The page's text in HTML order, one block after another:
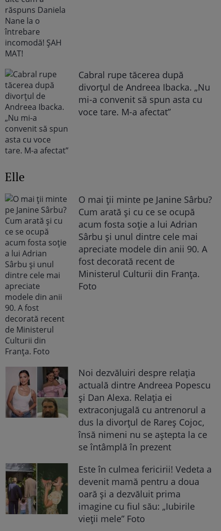
Cabral rupe tăcerea după
divorțul de Andreea Ibacka. „Nu
mi-a convenit să spun asta cu
voce tare. M-a afectat”
Elle
O mai ții minte pe Janine Sârbu?
Cum arată și cu ce se ocupă
acum fosta soție a lui Adrian
Sârbu și unul dintre cele mai
apreciate modele din anii 90. A
fost decorată recent de
Ministerul Culturii din Franța.
Foto
Noi dezvăluiri despre relația
actuală dintre Andreea Popescu
și Dan Alexa. Relația ei
extraconjugală cu antrenorul a
dus la divorțul de Rareș Cojoc,
însă nimeni nu se aștepta la ce
se întâmplă în prezent
Este în culmea fericirii! Vedeta a
devenit mamă pentru a doua
oară și a dezvăluit prima
imagine cu fiul său: „Iubirile
vieții mele” Foto